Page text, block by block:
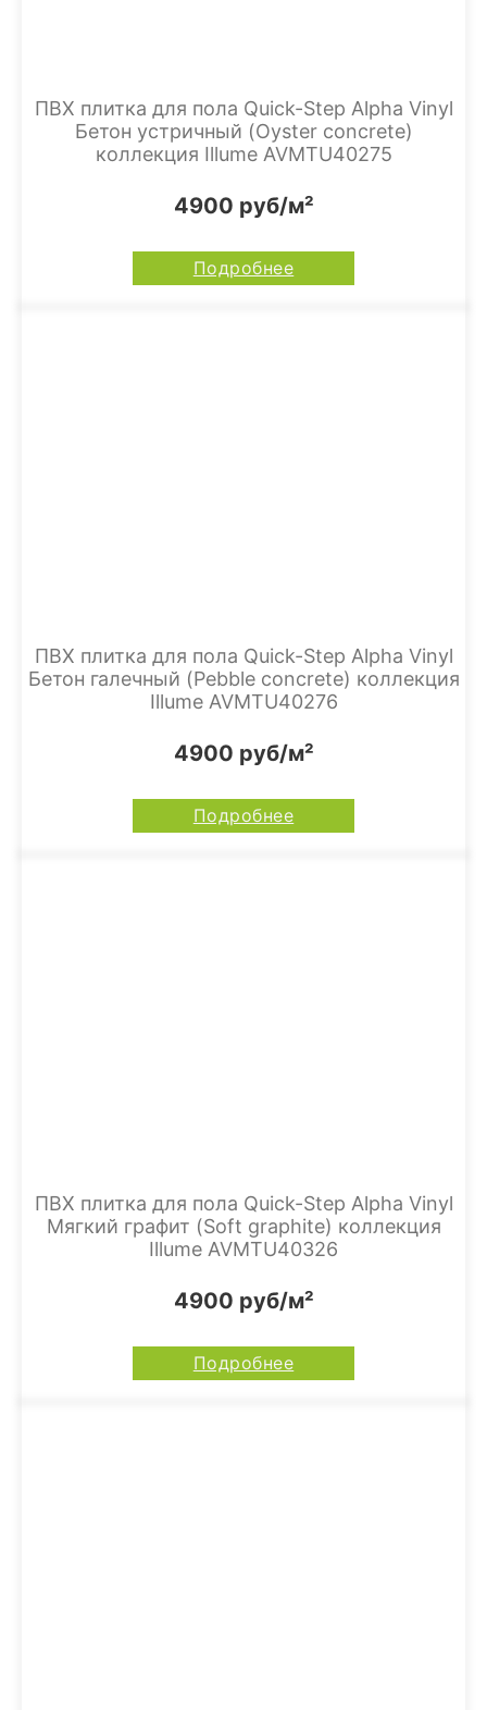
ПВХ плитка для пола Quick-Step Alpha Vinyl
Бетон устричный (Oyster concrete)
коллекция Illume AVMTU40275
4900 руб/м²
Подробнее
ПВХ плитка для пола Quick-Step Alpha Vinyl
Бетон галечный (Pebble concrete) коллекция
Illume AVMTU40276
4900 руб/м²
Подробнее
ПВХ плитка для пола Quick-Step Alpha Vinyl
Мягкий графит (Soft graphite) коллекция
Illume AVMTU40326
4900 руб/м²
Подробнее